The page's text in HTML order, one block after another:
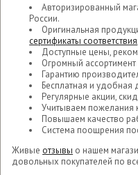
Авторизированный
России.
Оригинальная
сертификаты соответствия;
Доступные цены,
Огромный ассортимент
Гарантию
Бесплатная и удобная
Регулярные акции,
Учитываем пожелания
Повышаем качество
Система поощрения
Живые отзывы о нашем
довольных покупателей по